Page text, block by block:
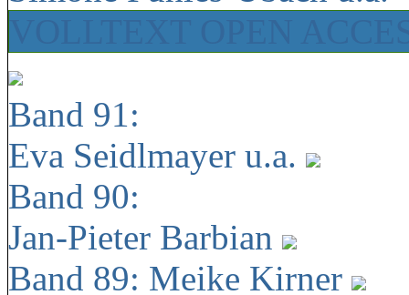
Band 91:
Eva Seidlmayer u.a.
Band 90:
Jan-Pieter Barbian
Band 89: Meike Kirner